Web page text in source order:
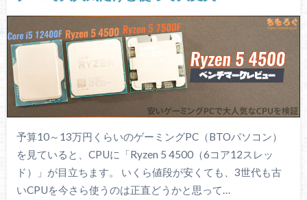
予算10～13万円くらいのゲーミングPC（BTOパソコン）
を見ていると、CPUに「Ryzen 5 4500（6コア12スレッ
ド）」が目立ちます。 いくら値段が安くても、3世代も古
いCPUを今さら使うのは正直どうかと思って…